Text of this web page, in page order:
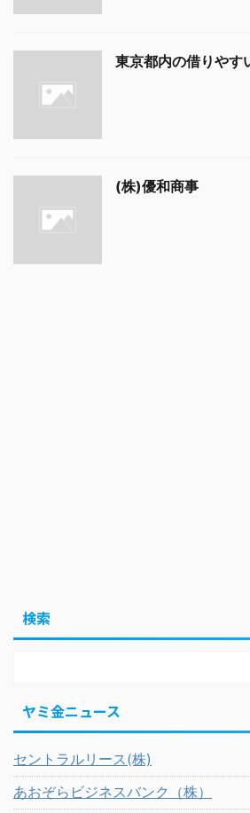
東京都内の借りやす
(株)優和商事
検索
ヤミ金ニュース
セントラルリース(株)
あおぞらビジネスバンク（株）